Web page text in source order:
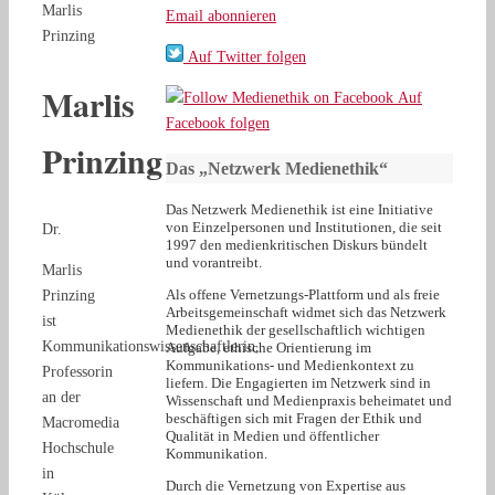
Marlis
Prinzing
Marlis
Prinzing
Dr.
Marlis
Prinzing
ist
Kommunikationswissenschaftlerin,
Professorin
an der
Macromedia
Hochschule
in
Email abonnieren
Auf Twitter folgen
Auf
Facebook folgen
Das „Netzwerk Medienethik“
Das Netzwerk Medienethik ist eine Initiative
von Einzelpersonen und Institutionen, die seit
1997 den medienkritischen Diskurs bündelt
und vorantreibt.
Als offene Vernetzungs-Plattform und als freie
Arbeitsgemeinschaft widmet sich das Netzwerk
Medienethik der gesellschaftlich wichtigen
Aufgabe, ethische Orientierung im
Kommunikations- und Medienkontext zu
liefern. Die Engagierten im Netzwerk sind in
Wissenschaft und Medienpraxis beheimatet und
beschäftigen sich mit Fragen der Ethik und
Qualität in Medien und öffentlicher
Kommunikation.
Durch die Vernetzung von Expertise aus